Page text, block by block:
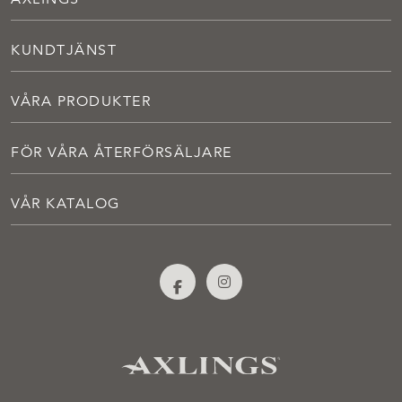
KUNDTJÄNST
VÅRA PRODUKTER
FÖR VÅRA ÅTERFÖRSÄLJARE
VÅR KATALOG